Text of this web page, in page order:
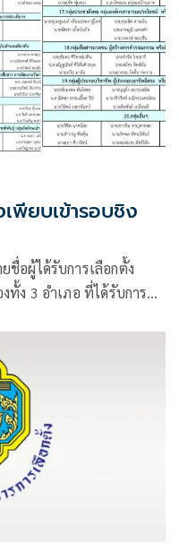
พียบเข้ารอบชิง
ชื่อผู้ได้รับการเลือกตั้ง
ทั้ง 3 อำเภอ ที่ได้รับการ